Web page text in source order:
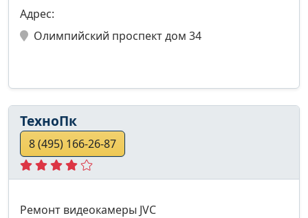
Адрес:
Олимпийский проспект дом 34
ТехноПк
8 (495) 166-26-87
Ремонт видеокамеры JVC